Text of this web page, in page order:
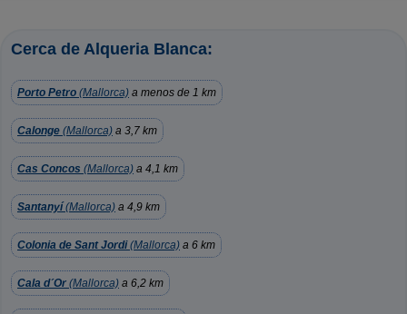
Cerca de Alqueria Blanca:
Porto Petro (Mallorca) a menos de 1 km
Calonge (Mallorca) a 3,7 km
Cas Concos (Mallorca) a 4,1 km
Santanyí (Mallorca) a 4,9 km
Colonia de Sant Jordi(Mallorca) a 6 km
Cala d´Or (Mallorca) a 6,2 km